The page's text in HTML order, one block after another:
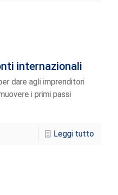
internazionali
dare agli imprenditori
i primi passi
Leggi tutto